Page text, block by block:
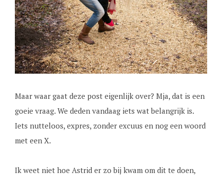
Maar waar gaat deze post eigenlijk over? Mja, dat is een
goeie vraag. We deden vandaag iets wat belangrijk is.
Iets nutteloos, expres, zonder excuus en nog een woord
met een X.
Ik weet niet hoe Astrid er zo bij kwam om dit te doen,